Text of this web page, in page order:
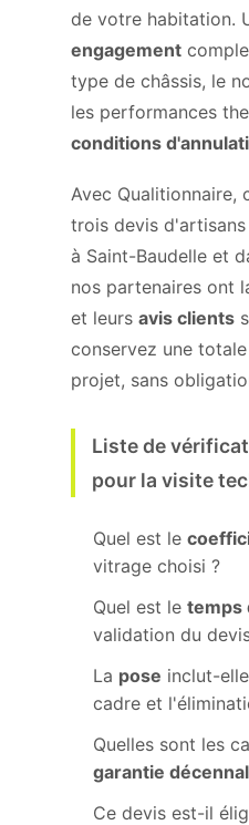
de votre habitation.
engagement
type de châssis, le
les performances
conditions
Avec Qualitionnaire,
trois devis
à Saint-Baudelle et
nos partenaires ont
et leurs avis clients
conservez une
projet, sans
Liste de
pour la visite
Quel est le
vitrage choisi ?
Quel est le temps
validation du
La pose inclut-
cadre et
Quelles sont les
garantie
Ce devis est-il